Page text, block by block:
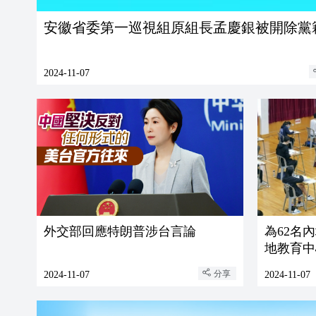
安徽省委第一巡視組原組長孟慶銀被開除黨
2024-11-07
外交部回應特朗普涉台言論
2024-11-07 分享
為62名
地教育
2024-11-07